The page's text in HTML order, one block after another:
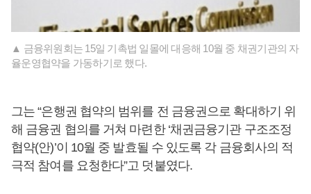
▲ 금융위원회는 15일 기촉법 일몰에 대응해 10월 중 채권기관의 자
율운영협약을 가동하기로 했다.
그는 “은행권 협약의 범위를 전 금융권으로 확대하기 위
해 금융권 협의를 거쳐 마련한 ‘채권금융기관 구조조정
협약(안)’이 10월 중 발효될 수 있도록 각 금융회사의 적
극적 참여를 요청한다”고 덧붙였다.